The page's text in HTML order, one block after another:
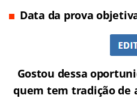
Data da prova
Gostou dessa
quem tem tradição de